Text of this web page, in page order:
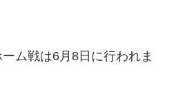
ム戦は6月8日に行われま